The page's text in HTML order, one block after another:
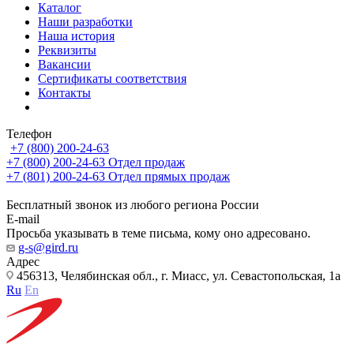
Каталог
Наши разработки
Наша история
Реквизиты
Вакансии
Сертификаты соответствия
Контакты
Телефон
+7 (800) 200-24-63
+7 (800) 200-24-63 Отдел продаж
+7 (801) 200-24-63 Отдел прямых продаж
Бесплатный звонок из любого региона России
E-mail
Просьба указывать в теме письма, кому оно адресовано.
g-s@gird.ru
Адрес
456313, Челябинская обл., г. Миасс, ул. Севастопольская, 1а
Ru En